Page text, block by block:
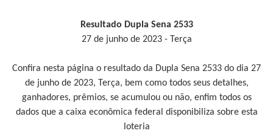
Resultado Dupla Sena 2533
27 de junho de 2023 - Terça
Confira nesta página o resultado da Dupla Sena 2533 do dia 27
de junho de 2023, Terça, bem como todos seus detalhes,
ganhadores, prêmios, se acumulou ou não, enfim todos os
dados que a caixa econômica federal disponibiliza sobre esta
loteria